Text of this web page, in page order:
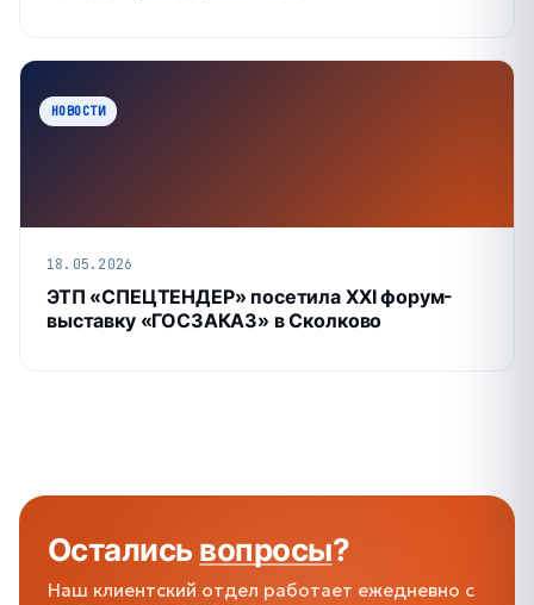
НОВОСТИ
18.05.2026
ЭТП «СПЕЦТЕНДЕР» посетила XXI форум-
выставку «ГОСЗАКАЗ» в Сколково
Осталисьвопросы?
Наш клиентский отдел работает ежедневно с